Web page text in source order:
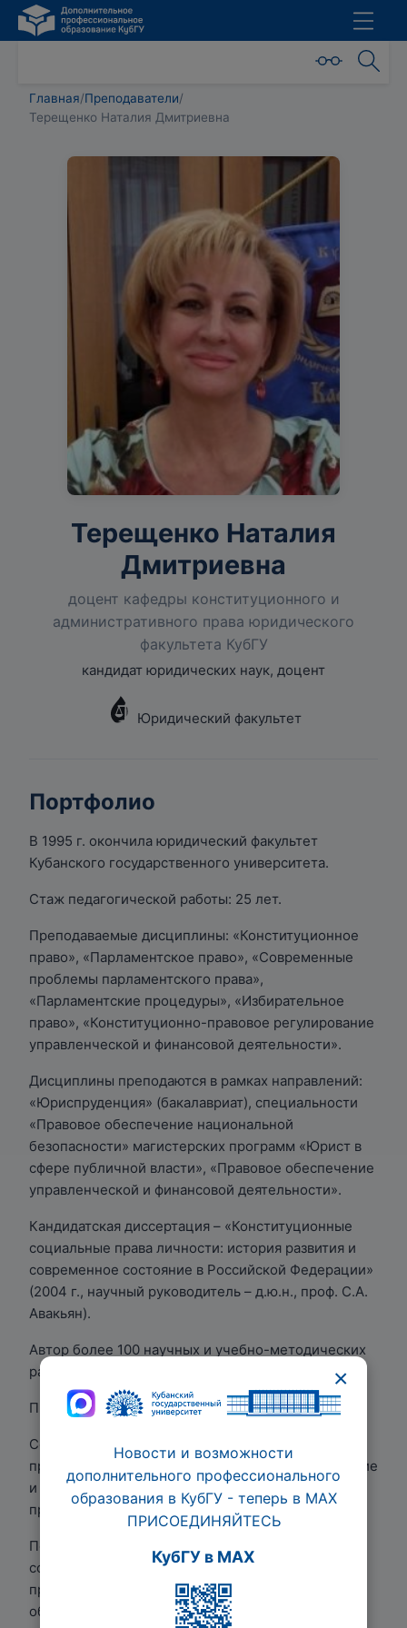
Главная/Преподаватели/
Терещенко Наталия Дмитриевна
Терещенко Наталия
Дмитриевна
доцент кафедры конституционного и
административного права юридического
факультета КубГУ
кандидат юридических наук, доцент
Юридический факультет
Портфолио
В 1995 г. окончила юридический факультет
Кубанского государственного университета.
Стаж педагогической работы: 25 лет.
Преподаваемые дисциплины: «Конституционное
право», «Парламентское право», «Современные
проблемы парламентского права»,
«Парламентские процедуры», «Избирательное
право», «Конституционно-правовое регулирование
управленческой и финансовой деятельности».
Дисциплины преподаются в рамках направлений:
«Юриспруденция» (бакалавриат), специальности
«Правовое обеспечение национальной
безопасности» магистерских программ «Юрист в
сфере публичной власти», «Правовое обеспечение
управленческой и финансовой деятельности».
Кандидатская диссертация – «Конституционные
социальные права личности: история развития и
современное состояние в Российской Федерации»
(2004 г., научный руководитель – д.ю.н., проф. С.А.
Авакьян).
Автор более 100 научных и учебно-методических
работ.
Профиль автора на платформе eLIBRARY.
Сфера научных интересов: Реализация и защита
прав и свобод человека и гражданина, становление
и развитие Парламента Российской Федерации,
проблемы парламентаризма.
Повышение квалификации: АНОО ВО «Кубанский
социально-экономический институт» по
программам «Педагог профессионального
образования (в области юриспруденции)»,
×
Новости и возможности
дополнительного профессионального
образования в КубГУ - теперь в МАХ
ПРИСОЕДИНЯЙТЕСЬ
КубГУ в MAX